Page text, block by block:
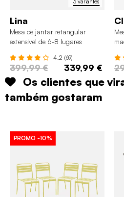
Lina
Mesa de jantar retangular
extensível de 6-8 lugares
4.2 (69)
399,99 € 339,99 €
Os clientes que
também gostaram
PROMO -10%